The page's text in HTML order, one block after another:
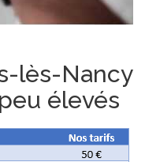
lès-Nancy
élevés